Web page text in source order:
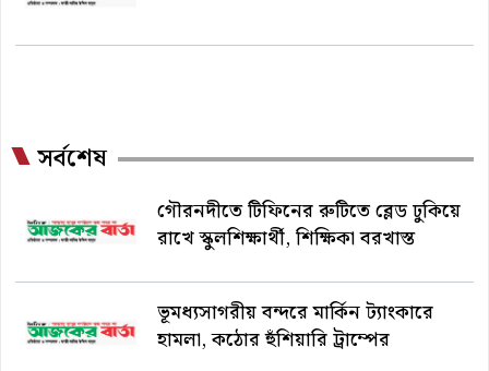
সর্বশেষ
গৌরনদীতে টিফিনের রুটিতে ব্লেড ঢুকিয়ে
রাখে স্কুলশিক্ষার্থী, শিক্ষিকা বরখাস্ত
ভূমধ্যসাগরীয় বন্দরে মার্কিন ট্যাংকারে
হামলা, কঠোর হুঁশিয়ারি ট্রাম্পের